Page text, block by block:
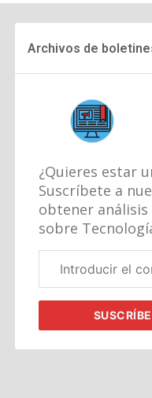
Archivos de
¿Quieres estar
Suscríbete a
obtener
sobre
electrónico